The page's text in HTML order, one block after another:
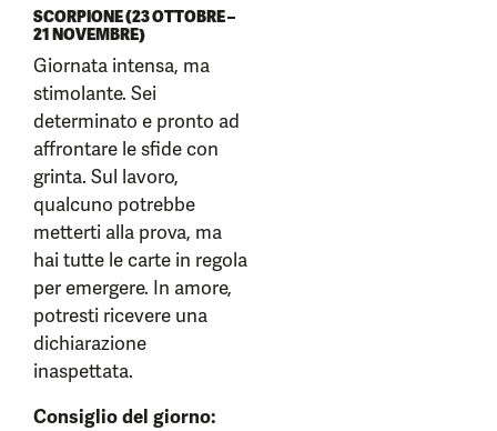
SCORPIONE (23 OTTOBRE –
21 NOVEMBRE)
Giornata intensa, ma
stimolante. Sei
determinato e pronto ad
affrontare le sfide con
grinta. Sul lavoro,
qualcuno potrebbe
metterti alla prova, ma
hai tutte le carte in regola
per emergere. In amore,
potresti ricevere una
dichiarazione
inaspettata.
Consiglio del giorno: